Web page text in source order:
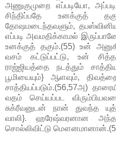
அணுகுமுறை எப்படியோ,
சிந்திப்பதே உனக்குத்
தோஷமடைந்தவளும்,
எப்படி அவமதிக்காமல்
உனக்குத் தகும்.(55) உன்
வசம் கட்டுப்பட்டு, உன்
ராஜ்ஜியத்தை நடத்தும்
பூமியையும்} ஆளவும்,
சாத்தியப்படும்.(56,57அ)
வதம் செய்யப்பட
சுக்ரீவனுடன் நான் துவந்த
வாலி}. ஹரேஷ்வரனான அந்த
சொல்லிவிட்டு